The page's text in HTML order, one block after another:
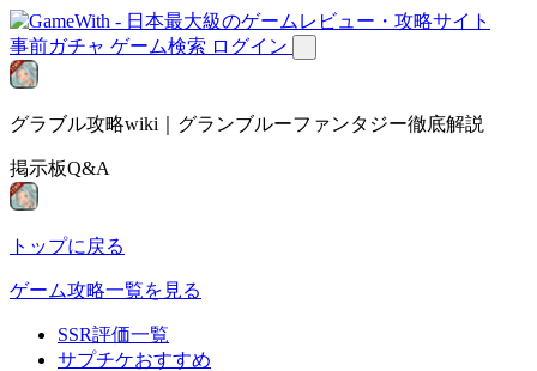
事前ガチャ ゲーム検索 ログイン
グラブル攻略wiki｜グランブルーファンタジー徹底解説
掲示板Q&A
トップに戻る
ゲーム攻略一覧を見る
SSR評価一覧
サプチケおすすめ